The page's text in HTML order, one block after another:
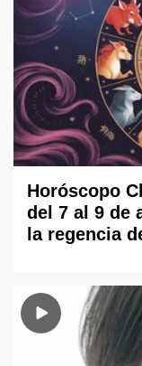
Horóscopo
del 7 al 9 de
la regencia